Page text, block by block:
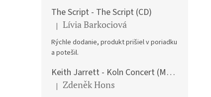
The Script - The Script (CD)
Hodnocení produktu je 5 z 5 hvězdiček.
| Lívia Barkociová
Rýchle dodanie, produkt prišiel v poriadku
a potešil.
Keith Jarrett - Koln Concert (Music CD)
Hodnocení produktu je 5 z 5 hvězdiček.
| Zdeněk Hons